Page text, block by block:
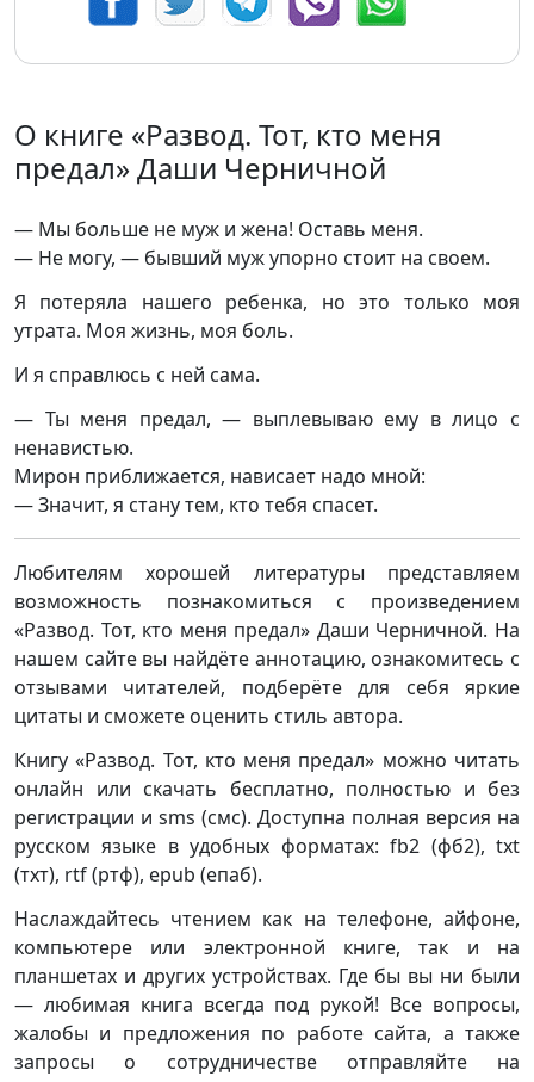
О книге «Развод. Тот, кто меня
предал» Даши Черничной
— Мы больше не муж и жена! Оставь меня.
— Не могу, — бывший муж упорно стоит на своем.
Я потеряла нашего ребенка, но это только моя
утрата. Моя жизнь, моя боль.
И я справлюсь с ней сама.
— Ты меня предал, — выплевываю ему в лицо с
ненавистью.
Мирон приближается, нависает надо мной:
— Значит, я стану тем, кто тебя спасет.
Любителям хорошей литературы представляем
возможность познакомиться с произведением
«Развод. Тот, кто меня предал» Даши Черничной. На
нашем сайте вы найдёте аннотацию, ознакомитесь с
отзывами читателей, подберёте для себя яркие
цитаты и сможете оценить стиль автора.
Книгу «Развод. Тот, кто меня предал» можно читать
онлайн или скачать бесплатно, полностью и без
регистрации и sms (смс). Доступна полная версия на
русском языке в удобных форматах: fb2 (фб2), txt
(тхт), rtf (ртф), epub (епаб).
Наслаждайтесь чтением как на телефоне, айфоне,
компьютере или электронной книге, так и на
планшетах и других устройствах. Где бы вы ни были
— любимая книга всегда под рукой! Все вопросы,
жалобы и предложения по работе сайта, а также
запросы о сотрудничестве отправляйте на